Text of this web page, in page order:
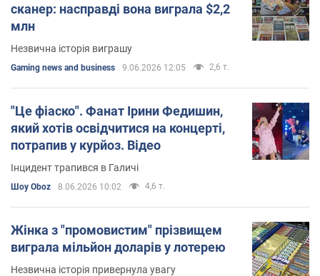
сканер: насправді вона виграла $2,2
млн
Незвична історія виграшу
Gaming news and business 9.06.2026 12:05 2,6 т.
"Це фіаско". Фанат Ірини Федишин,
який хотів освідчитися на концерті,
потрапив у курйоз. Відео
Інцидент трапився в Галичі
Шоу Oboz 8.06.2026 10:02 4,6 т.
Жінка з "промовистим" прізвищем
виграла мільйон доларів у лотерею
Незвична історія привернула увагу